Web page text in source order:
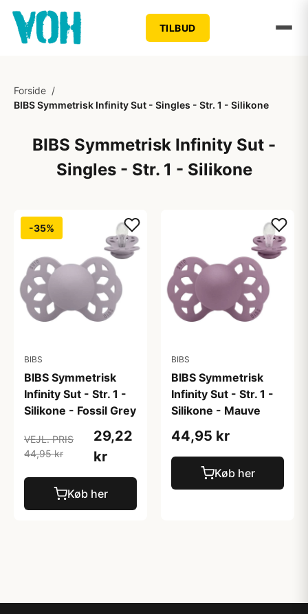
TILBUD
Forside /
BIBS Symmetrisk Infinity Sut - Singles - Str. 1 - Silikone
BIBS Symmetrisk Infinity Sut -
Singles - Str. 1 - Silikone
-35%
BIBS
BIBS Symmetrisk
Infinity Sut - Str. 1 -
Silikone - Fossil Grey
VEJL. PRIS
44,95 kr
29,22
kr
Køb her
BIBS
BIBS Symmetrisk
Infinity Sut - Str. 1 -
Silikone - Mauve
44,95 kr
Køb her